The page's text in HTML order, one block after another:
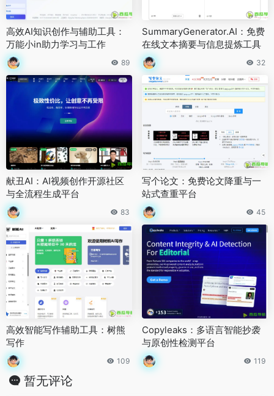
高效AI知识创作与辅助工具：
万能小in助力学习与工作
89
SummaryGenerator.AI：免费
在线文本摘要与信息提炼工具
32
献丑AI：AI视频创作开源社区
与全流程生成平台
83
写个论文：免费论文降重与一
站式查重平台
45
高效智能写作辅助工具：树熊
写作
109
Copyleaks：多语言智能抄袭
与原创性检测平台
119
暂无评论